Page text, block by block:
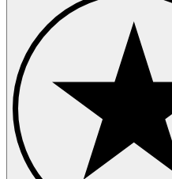
Volvo V 70